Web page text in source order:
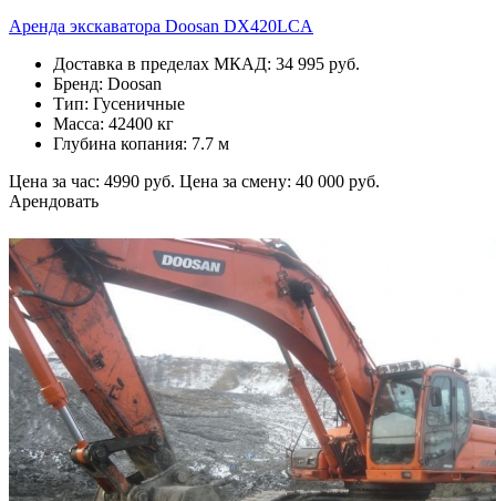
Аренда экскаватора Doosan DX420LCA
Доставка в пределах МКАД: 34 995 руб.
Бренд: Doosan
Тип: Гусеничные
Масса: 42400 кг
Глубина копания: 7.7 м
Цена за час: 4990 руб. Цена за смену: 40 000 руб.
Арендовать